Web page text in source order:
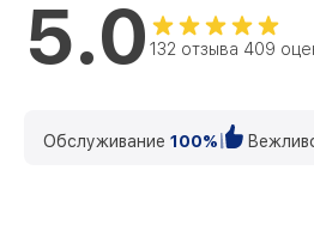
5.0 132 отзыва 409
Обслуживание 100%